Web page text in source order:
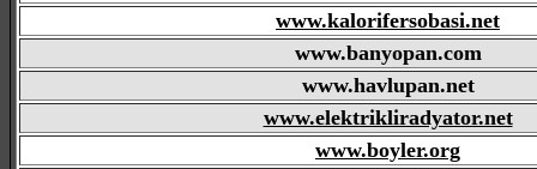
www.kalorifersobasi.net
www.banyopan.com
www.havlupan.net
www.elektrikliradyator.net
www.boyler.org